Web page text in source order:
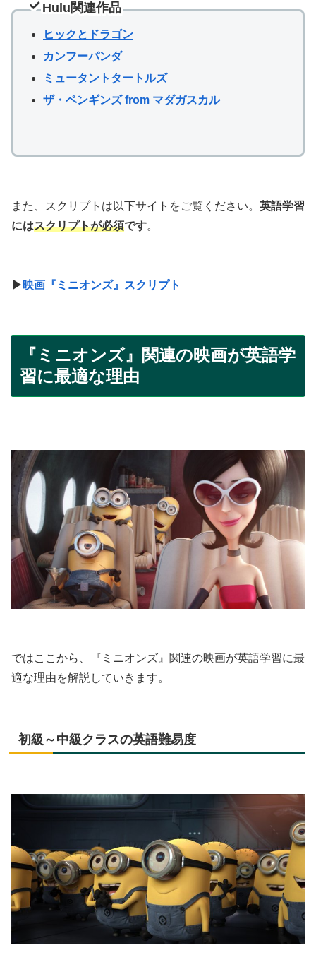
Hulu関連作品
ヒックとドラゴン
カンフーパンダ
ミュータントタートルズ
ザ・ペンギンズ from マダガスカル
また、スクリプトは以下サイトをご覧ください。 英語学習
にはスクリプトが必須です。
▶ 映画『ミニオンズ』スクリプト
『ミニオンズ』関連の映画が英語学
習に最適な理由
ではここから、『ミニオンズ』関連の映画が英語学習に最
適な理由を解説していきます。
初級～中級クラスの英語難易度